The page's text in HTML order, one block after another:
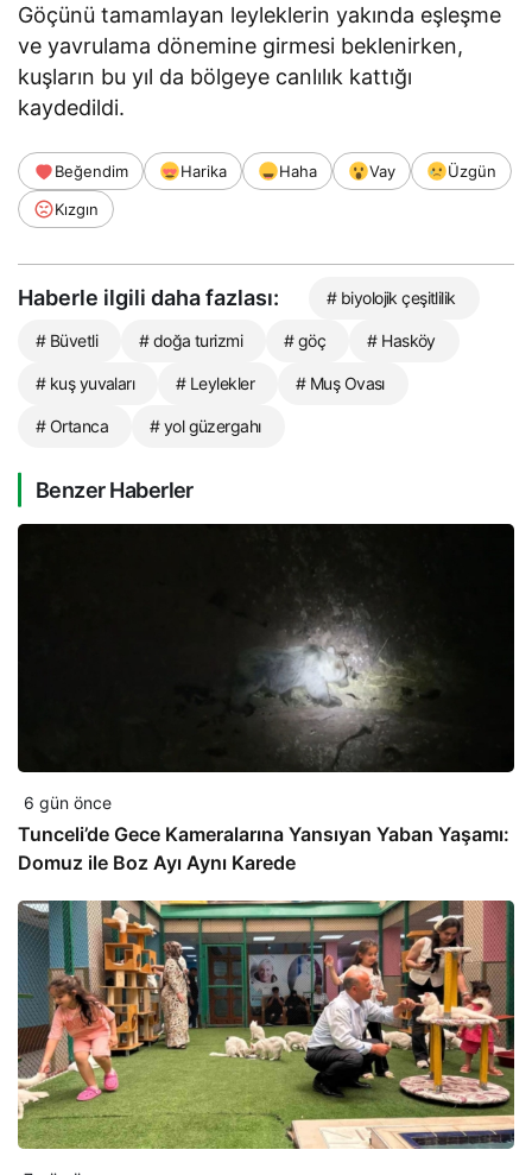
Göçünü tamamlayan leyleklerin yakında eşleşme
ve yavrulama dönemine girmesi beklenirken,
kuşların bu yıl da bölgeye canlılık kattığı
kaydedildi.
Beğendim Harika Haha Vay
Üzgün
Kızgın
Haberle ilgili daha fazlası: # biyolojik çeşitlilik
# Büvetli # doğa turizmi # göç # Hasköy
# kuş yuvaları # Leylekler # Muş Ovası
# Ortanca # yol güzergahı
Benzer Haberler
6 gün önce
Tunceli’de Gece Kameralarına Yansıyan Yaban Yaşamı:
Domuz ile Boz Ayı Aynı Karede